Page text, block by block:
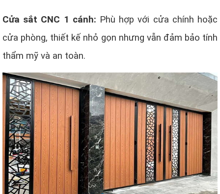
Cửa sắt CNC 1 cánh: Phù hợp với cửa chính hoặc
cửa phòng, thiết kế nhỏ gọn nhưng vẫn đảm bảo tính
thẩm mỹ và an toàn.